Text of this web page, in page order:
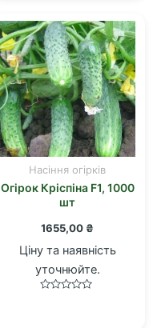
Насіння огірків
Огірок Кріспіна F1, 1000
шт
1655,00 ₴
Ціну та наявність
уточнюйте.